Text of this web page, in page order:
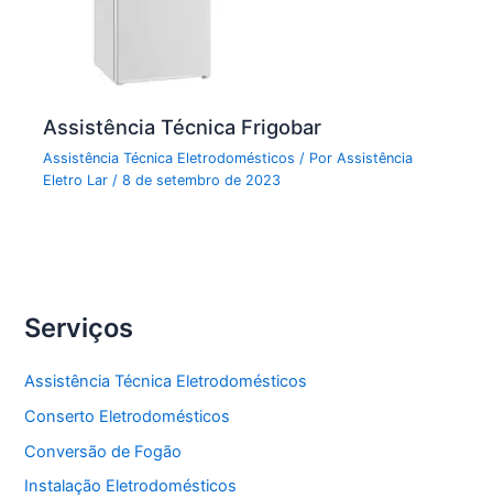
Assistência Técnica Frigobar
Assistência Técnica Eletrodomésticos / PorAssistência
Eletro Lar /8 de setembro de 2023
Serviços
Assistência Técnica Eletrodomésticos
Conserto Eletrodomésticos
Conversão de Fogão
Instalação Eletrodomésticos